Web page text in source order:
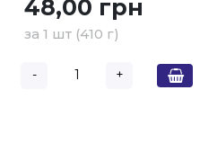
48,00 грн
за 1 шт (410 г)
- +